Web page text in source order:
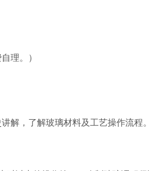
理。）
解，了解玻璃材料及工艺操作流程。